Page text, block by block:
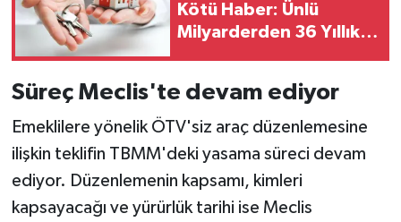
Kötü Haber: Ünlü
Milyarderden 36 Yıllık
Süreç Meclis'te devam ediyor
Emeklilere yönelik ÖTV'siz araç düzenlemesine
ilişkin teklifin TBMM'deki yasama süreci devam
ediyor. Düzenlemenin kapsamı, kimleri
kapsayacağı ve yürürlük tarihi ise Meclis